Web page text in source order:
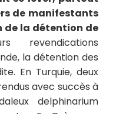
de manifestants
de la détention de
revendications
la détention des
En Turquie, deux
avec succès à
delphinarium